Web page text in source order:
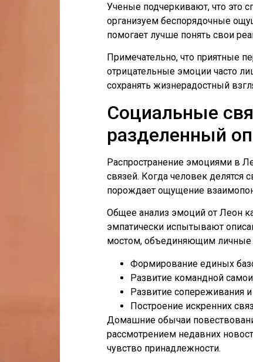
Ученые подчеркивают, что это
организуем беспорядочные
помогает лучше понять свои
Примечательно, что приятные
отрицательные эмоции часто
сохранять жизнерадостный
Социальные
разделенный
Распространение эмоциями в
связей. Когда человек делятся
порождает ощущение
Общее анализ эмоций от Леон
эмпатически испытывают
мостом, объединяющим
Формирование единых
Развитие командной
Развитие сопереживания и
Построение искренних
Домашние обычаи
рассмотрением недавних
чувство принадлежности.